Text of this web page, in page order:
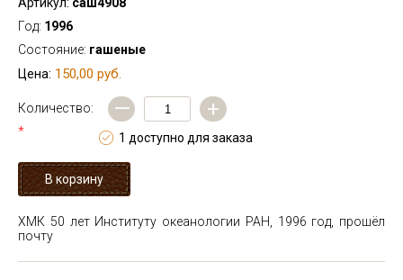
Год: 1996
Состояние: гашеные
Цена: 150,00 руб.
Количество:
*
— +
1 доступно для заказа
ХМК 50 лет Институту океанологии РАН, 1996 год, прошёл
почту